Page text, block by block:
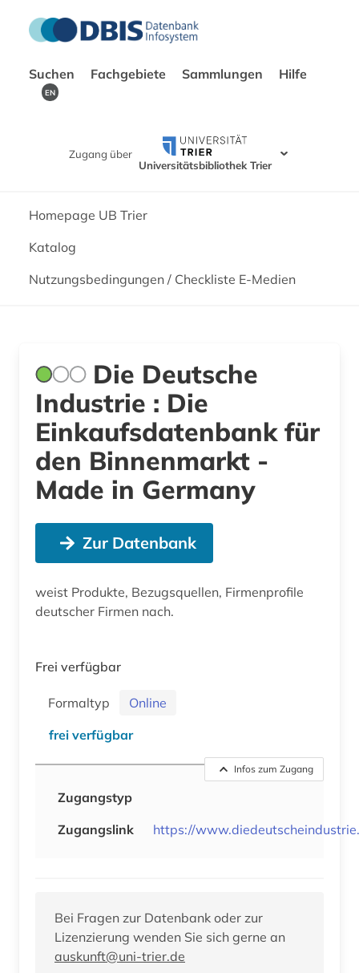
Suchen Fachgebiete Sammlungen Hilfe
EN
Zugang über
Universitätsbibliothek Trier
Homepage UB Trier
Katalog
Nutzungsbedingungen / Checkliste E-Medien
Die Deutsche
Industrie : Die
Einkaufsdatenbank für
den Binnenmarkt -
Made in Germany
Zur Datenbank
weist Produkte, Bezugsquellen, Firmenprofile
deutscher Firmen nach.
Frei verfügbar
Formaltyp
Online
frei verfügbar
Infos zum Zugang
Zugangstyp
Zugangslink
https://
Bei Fragen zur Datenbank oder zur
Lizenzierung wenden Sie sich gerne an
auskunft@uni-trier.de